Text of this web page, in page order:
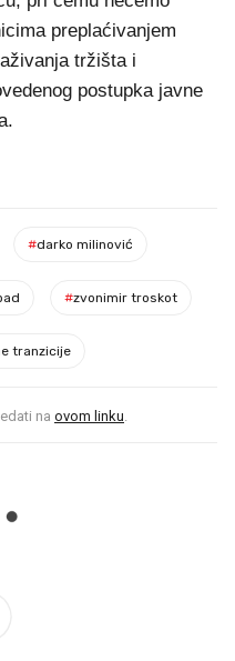
preplaćivanjem
tržišta i
postupka javne
#darko milinović
#zvonimir troskot
tranzicije
na ovom linku.